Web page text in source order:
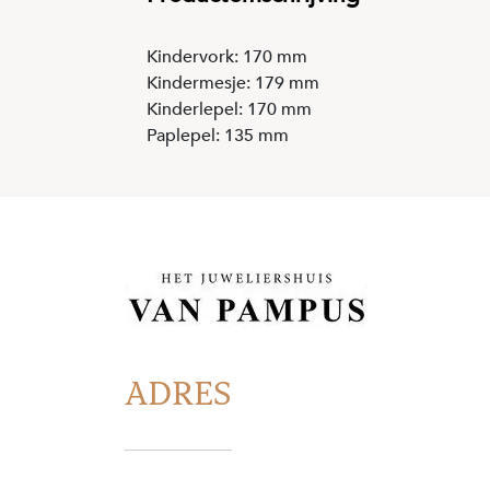
Kindervork: 170 mm
Kindermesje: 179 mm
Kinderlepel: 170 mm
Paplepel: 135 mm
ADRES